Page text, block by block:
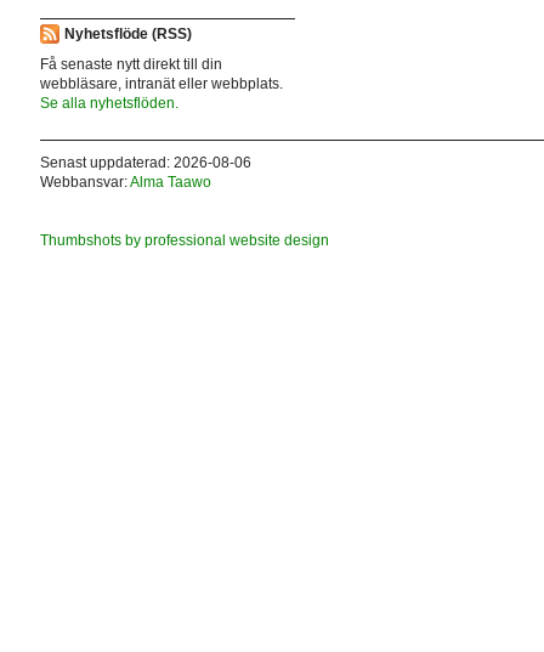
Nyhetsflöde (RSS)
Få senaste nytt direkt till din
webbläsare, intranät eller webbplats.
Se alla nyhetsflöden.
Senast uppdaterad: 2026-08-06
Webbansvar:Alma Taawo
Thumbshots by professional website design